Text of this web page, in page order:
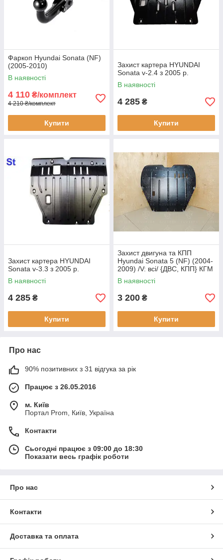
Фаркоп Hyundai Sonata (NF)
(2005-2010)
В наявності
4 110 ₴/комплект
4 210 ₴/комплект
Купити
Захист картера HYUNDAI
Sonata v-2.4 з 2005 р.
В наявності
4 285 ₴
Купити
Захист картера HYUNDAI
Sonata v-3.3 з 2005 р.
В наявності
4 285 ₴
Купити
Захист двигуна та КПП
Hyundai Sonata 5 (NF) (2004-
2009) /V: всі/ {ДВС, КПП} КГМ
В наявності
3 200 ₴
Купити
Про нас
90% позитивних з 31 відгука за рік
Працює з 26.05.2016
м. Київ
Портал Prom, Київ, Україна
Контакти
Сьогодні працює з 09:00 до 18:30
Показати весь графік роботи
Про нас
Контакти
Доставка та оплата